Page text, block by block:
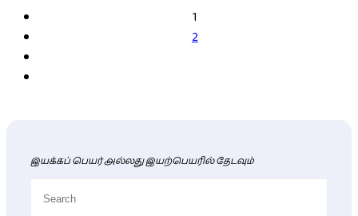
1
2
இயக்கப் பெயர் அல்லது இயற்பெயரில் தேடவும்